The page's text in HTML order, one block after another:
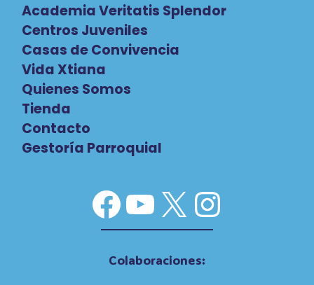
Academia Veritatis Splendor
Centros Juveniles
Casas de Convivencia
Vida Xtiana
Quienes Somos
Tienda
Contacto
Gestoría Parroquial
Facebook
YouTube
X
Colaboraciones: